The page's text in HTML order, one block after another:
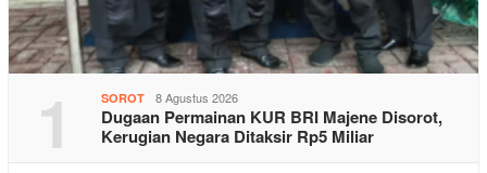
1 SOROT 8 Agustus 2026
Dugaan Permainan KUR BRI Majene Disorot,
Kerugian Negara Ditaksir Rp5 Miliar